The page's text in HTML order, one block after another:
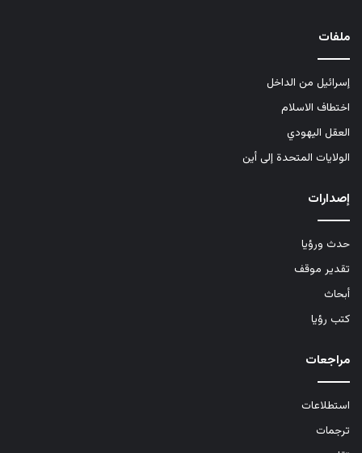
ملفات
إسرائيل من الداخل
اختطاف الاسلام
العقل اليهودي
الولايات المتحدة إلى أين
إصدارات
حدث ورؤيا
تقدير موقف
أبحاث
كتب رؤيا
مراجعات
استطلاعات
ترجمات